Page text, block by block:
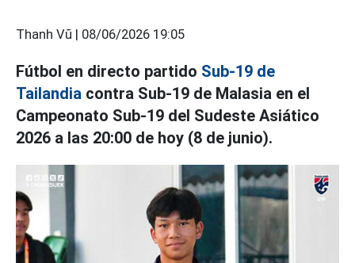
Thanh Vũ | 08/06/2026 19:05
Fútbol en directo partido Sub-19 de
Tailandia contra Sub-19 de Malasia en el
Campeonato Sub-19 del Sudeste Asiático
2026 a las 20:00 de hoy (8 de junio).